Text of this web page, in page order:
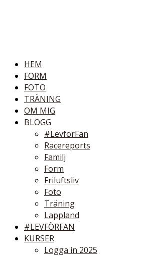
HEM
FORM
FOTO
TRÄNING
OM MIG
BLOGG
#LevförFan
Racereports
Familj
Form
Friluftsliv
Foto
Träning
Lappland
#LEVFÖRFAN
KURSER
Logga in 2025